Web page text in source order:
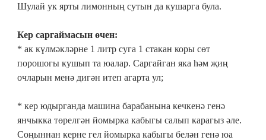
Шулай ук ярты лимонның сутын да кушарга була.
Кер саргаймасын өчен:
* ак күлмәкләрне 1 литр суга 1 стакан коры сөт
порошогы кушып та юалар. Саргайган яка һәм җиң
очларын менә дигән итеп агарта ул;
* кер юдырганда машина барабанына кечкенә генә
янчыкка төрелгән йомырка кабыгы салып карагыз әле.
Соңыннан керне гел йомырка кабыгы белән генә юа